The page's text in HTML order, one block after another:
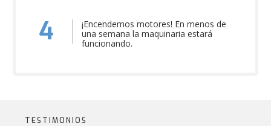
4
¡Encendemos motores! En menos de
una semana la maquinaria estará
funcionando.
TESTIMONIOS